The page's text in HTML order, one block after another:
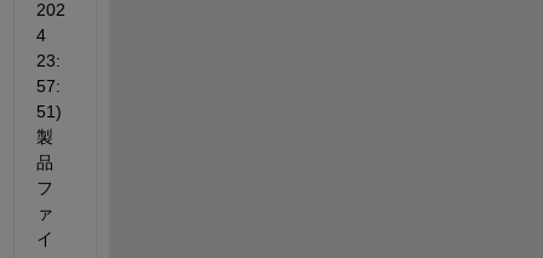
202
4
23:
57:
51)
製
品
フ
ァ
イ